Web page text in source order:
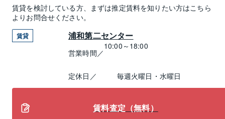
賃貸を検討している方、まずは推定賃料を知りたい方はこちら
よりお問合せください。
賃貸 浦和第二センター
営業時間／
10:00～18:00
定休日／ 毎週火曜日・水曜日
賃料査定（無料）